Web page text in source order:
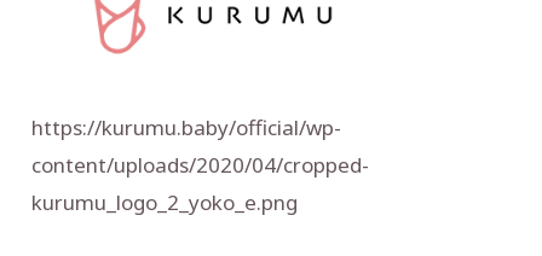
https://kurumu.baby/official/wp-
content/uploads/2020/04/cropped-
kurumu_logo_2_yoko_e.png